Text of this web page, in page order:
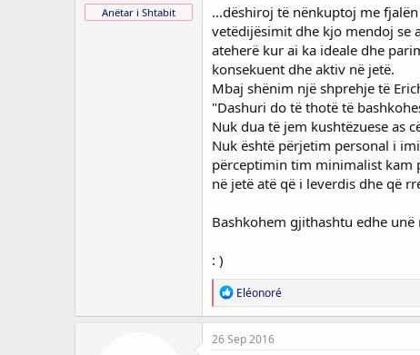
Anëtar i Shtabit
...dëshiroj të nënkuptoj me
vetëdijësimit dhe kjo mendoj se
ateherë kur ai ka ideale dhe
konsekuent dhe aktiv në jetë.
Mbaj shënim një shprehje të
"Dashuri do të thotë të
Nuk dua të jem kushtëzuese as
Nuk është përjetim personal i
përceptimin tim minimalist kam
në jetë atë që i leverdis dhe që
Bashkohem gjithashtu edhe
: )
R
e
a
c
Eléonoré
26 Sep 2016